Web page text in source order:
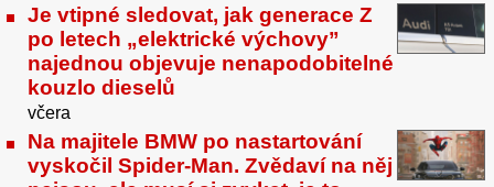
Je vtipné sledovat, jak generace Z
po letech „elektrické výchovy”
najednou objevuje nenapodobitelné
kouzlo dieselů
včera
Na majitele BMW po nastartování
vyskočil Spider-Man. Zvědaví na něj